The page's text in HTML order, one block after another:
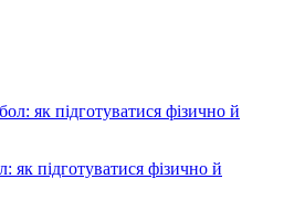
як підготуватися фізично й